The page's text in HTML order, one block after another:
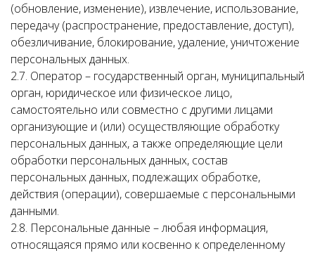
(обновление, изменение), извлечение, использование,
передачу (распространение, предоставление, доступ),
обезличивание, блокирование, удаление, уничтожение
персональных данных.
2.7. Оператор – государственный орган, муниципальный
орган, юридическое или физическое лицо,
самостоятельно или совместно с другими лицами
организующие и (или) осуществляющие обработку
персональных данных, а также определяющие цели
обработки персональных данных, состав
персональных данных, подлежащих обработке,
действия (операции), совершаемые с персональными
данными.
2.8. Персональные данные – любая информация,
относящаяся прямо или косвенно к определенному